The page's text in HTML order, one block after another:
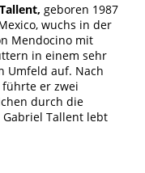
geboren 1987
wuchs in der
Mendocino mit
in einem sehr
Umfeld auf. Nach
er zwei
durch die
Tallent lebt